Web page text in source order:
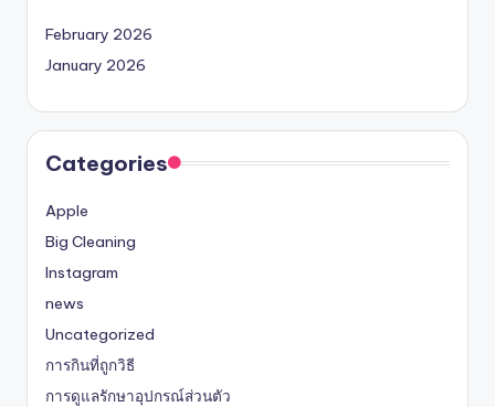
February 2026
January 2026
Categories
Apple
Big Cleaning
Instagram
news
Uncategorized
การกินที่ถูกวิธี
การดูแลรักษาอุปกรณ์ส่วนตัว